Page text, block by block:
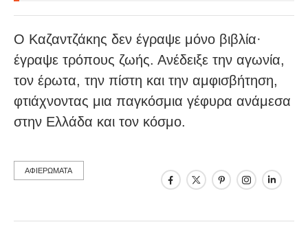
Ο Καζαντζάκης δεν έγραψε μόνο βιβλία·
έγραψε τρόπους ζωής. Ανέδειξε την αγωνία,
τον έρωτα, την πίστη και την αμφισβήτηση,
φτιάχνοντας μια παγκόσμια γέφυρα ανάμεσα
στην Ελλάδα και τον κόσμο.
ΑΦΙΕΡΩΜΑΤΑ